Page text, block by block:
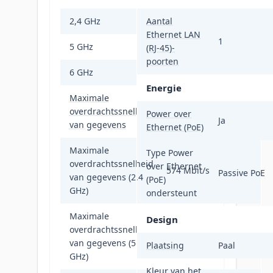
2,4 GHz Ja
5 GHz Ja
6 GHz
Maximale
overdrachtssnelheid
van gegevens
1800 Mbit/s
Maximale
overdrachtssnelheid
van gegevens (2.4
GHz)
574 Mbit/s
Maximale
overdrachtssnelheid
van gegevens (5
GHz)
Aantal
Ethernet LAN
(RJ-45)-
poorten
1
Energie
Power over
Ethernet (PoE)
Ja
Type Power
over Ethernet
(PoE)
ondersteunt
Passive PoE
Design
Plaatsing Paal